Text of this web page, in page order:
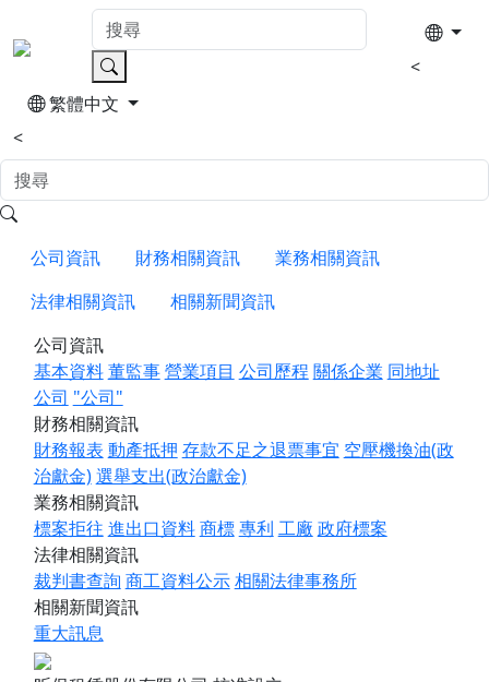
<
繁體中文
<
公司資訊 財務相關資訊
業務相關資訊
法律相關資訊
相關新聞資訊
公司資訊
基本資料董監事營業項目 公司歷程 關係企業 同地址
公司 "公司"
財務相關資訊
財務報表 動產抵押 存款不足之退票事宜 空壓機換油(政
治獻金)選舉支出(政治獻金)
業務相關資訊
標案拒往 進出口資料商標專利 工廠 政府標案
法律相關資訊
裁判書查詢 商工資料公示相關法律事務所
相關新聞資訊
重大訊息